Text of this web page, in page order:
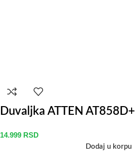
Duvaljka ATTEN AT858D+
14.999 RSD
Dodaj u korpu